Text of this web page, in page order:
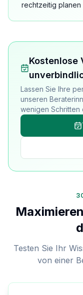
rechtzeitig planen
Kostenlose
Lassen Sie Ihre
unseren
wenigen Schritten
Testen Sie Ihr
von einer